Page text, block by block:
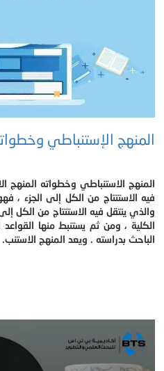
المنهج الإستنباطي
المنهج الاستنباطي وخطواته المنهج
فيه الاستنتاج من الكل إلى الجزء ،
والذي ينتقل فيه الاستنتاج من الكل
الكلية ، ومن ثم يستنبط منها
الباحث بدراسته . ويعد المنهج الاستنب.